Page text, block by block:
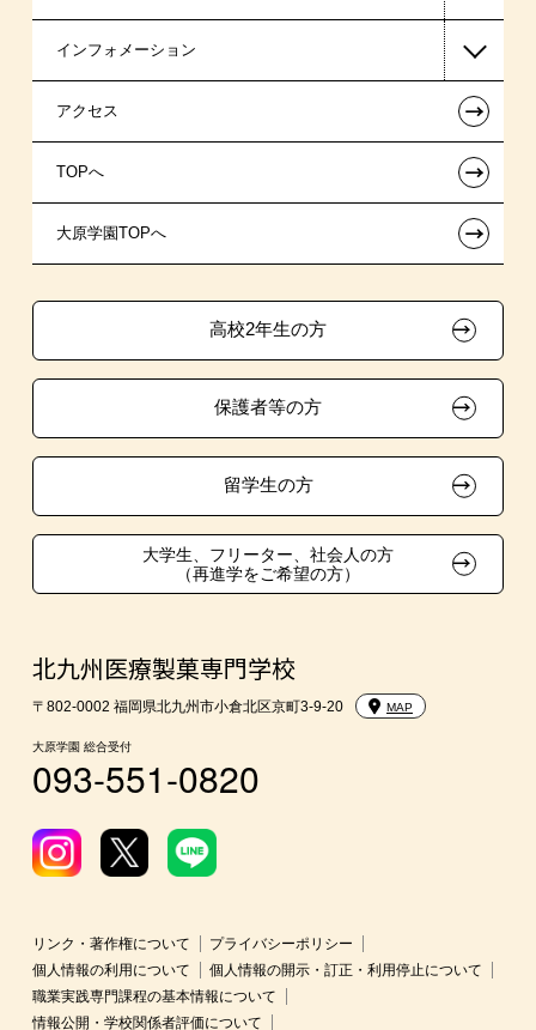
国の教育ローン
提携教育ローン
試験による特待生制度
資格・クラブ活動による特待生制度
AO入学
指定校推薦入学
特別推薦入学
推薦入学
生徒会活動推薦入学
自己推薦入学
在校生・卒業生紹介推薦入学
大学生・短期大学生特別入学
学費
入学前Web通信講座
大学・短期大学・公務員併願制度
在校生からあなたへ
夢を叶えた先輩たち
施設・研修所
学生寮・マンションのご案内
大原学園グループ案内
インフォメーション
お知らせ・新着情報
在校生へのお知らせ
各種証明書の発行ご希望の方
採用ご担当の方
アクセス ←
TOPへ ←
大原学園TOPへ ←
高校2年生の方
保護者等の方
留学生の方
大学生、フリーター、社会人の方
（再進学をご希望の方）
北九州医療製菓専門学校
〒802-0002 福岡県北九州市小倉北区京町3-9-20 MAP
大原学園 総合受付
093-551-0820
リンク・著作権について
プライバシーポリシー
個人情報の利用について
個人情報の開示・訂正・利用停止について
職業実践専門課程の基本情報について
情報公開・学校関係者評価について